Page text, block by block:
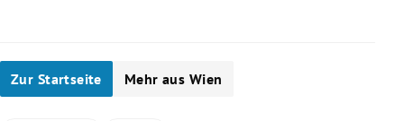
Zur Startseite Mehr aus Wien